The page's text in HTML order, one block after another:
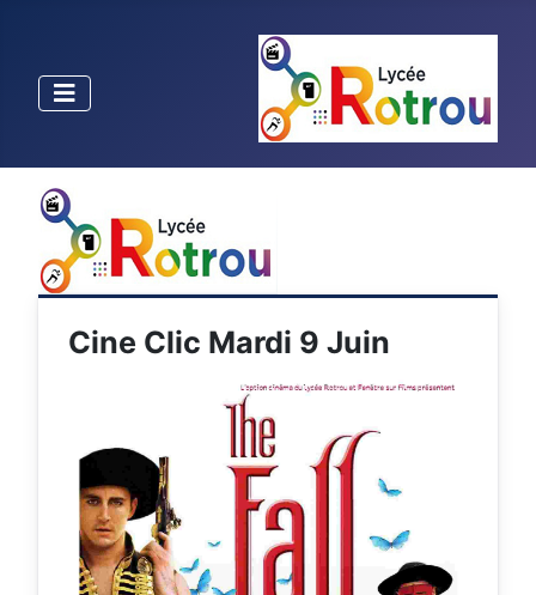
Cine Clic Mardi 9 Juin